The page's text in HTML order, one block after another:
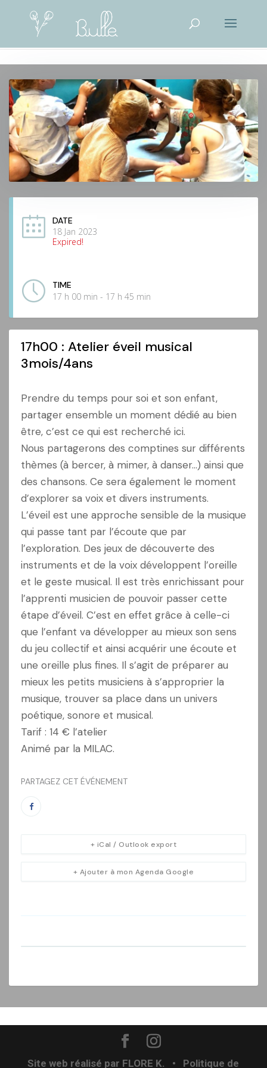
DATE
18 Jan 2023
Expired!
TIME
17 h 00 min - 17 h 45 min
17h00 : Atelier éveil musical
3mois/4ans
Prendre du temps pour soi et son enfant,
partager ensemble un moment dédié au bien
être, c’est ce qui est recherché ici.
Nous partagerons des comptines sur différents
thèmes (à bercer, à mimer, à danser…) ainsi que
des chansons. Ce sera également le moment
d’explorer sa voix et divers instruments.
L’éveil est une approche sensible de la musique
qui passe tant par l’écoute que par
l’exploration. Des jeux de découverte des
instruments et de la voix développent l’oreille
et le geste musical. Il est très enrichissant pour
l’apprenti musicien de pouvoir passer cette
étape d’éveil. C’est en effet grâce à celle-ci
que l’enfant va développer au mieux son sens
du jeu collectif et ainsi acquérir une écoute et
une oreille plus fines. Il s’agit de préparer au
mieux les petits musiciens à s’approprier la
musique, trouver sa place dans un univers
poétique, sonore et musical.
Tarif : 14 € l’atelier
Animé par la MILAC.
PARTAGEZ CET ÉVÉNEMENT
+ Ajouter à mon Agenda Google
+ iCal / Outlook export
Site web réalisé par FLORE K. • Politique de